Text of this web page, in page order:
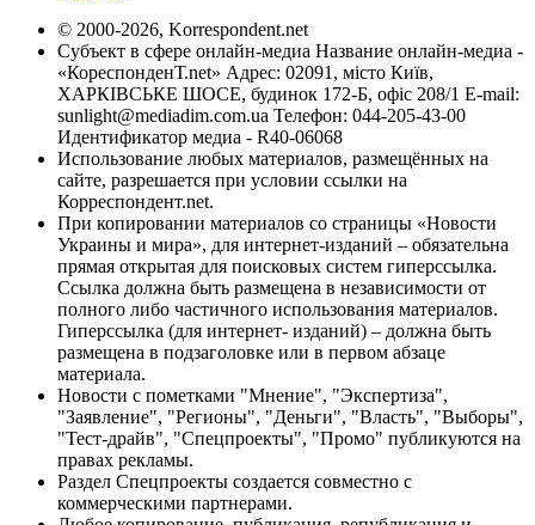
© 2000-2026, Korrespondent.net
Субъект в сфере онлайн-медиа Название онлайн-медиа -
«КореспонденТ.net» Адрес: 02091, місто Київ,
ХАРКІВСЬКЕ ШОСЕ, будинок 172-Б, офіс 208/1 E-mail:
sunlight@mediadim.com.ua Телефон: 044-205-43-00
Идентификатор медиа - R40-06068
Использование любых материалов, размещённых на
сайте, разрешается при условии ссылки на
Корреспондент.net.
При копировании материалов со страницы «Новости
Украины и мира», для интернет-изданий – обязательна
прямая открытая для поисковых систем гиперссылка.
Ссылка должна быть размещена в независимости от
полного либо частичного использования материалов.
Гиперссылка (для интернет- изданий) – должна быть
размещена в подзаголовке или в первом абзаце
материала.
Новости с пометками "Мнение", "Экспертиза",
"Заявление", "Регионы", "Деньги", "Власть", "Выборы",
"Тест-драйв", "Спецпроекты", "Промо" публикуются на
правах рекламы.
Раздел Спецпроекты создается совместно с
коммерческими партнерами.